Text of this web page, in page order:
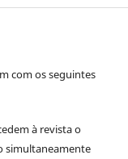
com os seguintes
à revista o
simultaneamente